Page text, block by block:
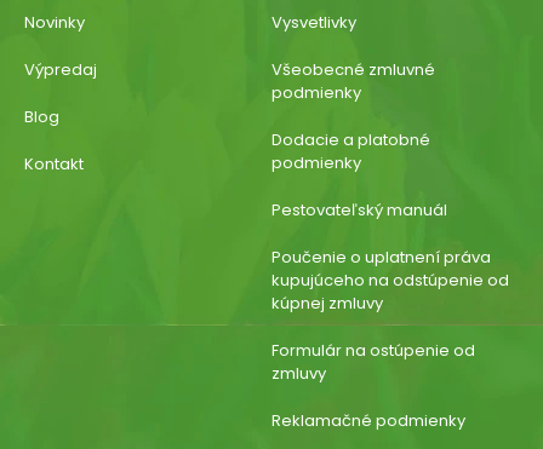
Novinky
Výpredaj
Blog
Kontakt
Vysvetlivky
Všeobecné zmluvné
podmienky
Dodacie a platobné
podmienky
Pestovateľský manuál
Poučenie o uplatnení práva
kupujúceho na odstúpenie od
kúpnej zmluvy
Formulár na ostúpenie od
zmluvy
Reklamačné podmienky